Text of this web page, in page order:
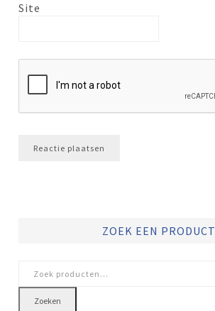
Site
ZOEK EEN PRODUCT
naar:
Zoeken